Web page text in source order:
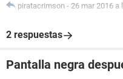
piratacrimson - 26 mar 2016 a
2 respuestas
Pantalla negra